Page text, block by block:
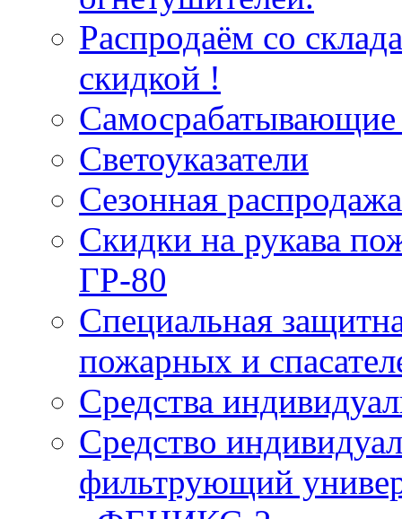
Распродаём со
скидкой !
Самосрабатывающие
Светоуказатели
Сезонная
Скидки на рукава
ГР-80
Специальная
пожарных и
Средства
Средство
фильтрующий